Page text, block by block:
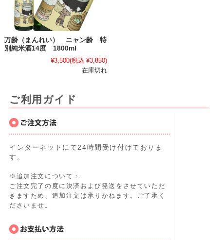
万齢（まんれい） ニャン齢 特
別純米酒14度 1800ml
¥3,500(税込 ¥3,850)
在庫切れ
ご利用ガイド
インターネットにて24時間受け付けておりま
す。
※追加注文について：
ご注文完了の度に決済および発送をさせていただ
きますため、追加注文は承りかねます。ご了承く
ださいませ。